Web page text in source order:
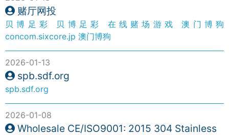
赌厅网投
贝博足彩 贝博足彩 在线赌场游戏
澳门博狗
concom.sixcore.jp 澳门博狗
2026-01-13
spb.sdf.org
spb.sdf.org
2026-01-08
Wholesale CE/ISO9001: 2015 304 Stainless